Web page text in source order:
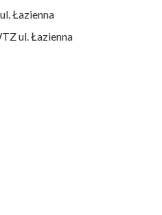
Łazienna
ul. Łazienna